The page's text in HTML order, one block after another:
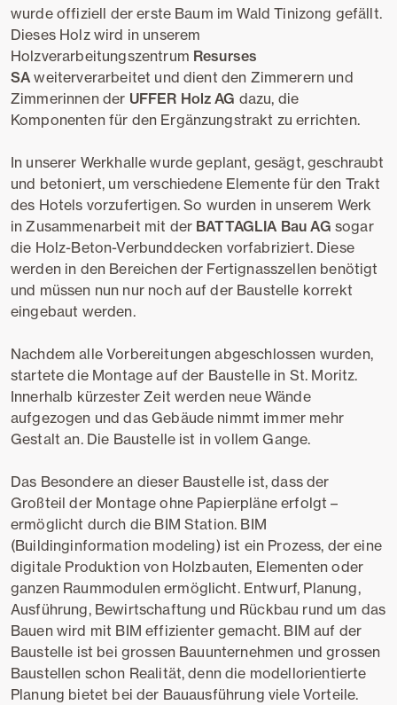
wurde offiziell der erste Baum im Wald Tinizong gefällt.
Dieses Holz wird in unserem
Holzverarbeitungszentrum Resurses
SA weiterverarbeitet und dient den Zimmerern und
Zimmerinnen der UFFER Holz AG dazu, die
Komponenten für den Ergänzungstrakt zu errichten.
In unserer Werkhalle wurde geplant, gesägt, geschraubt
und betoniert, um verschiedene Elemente für den Trakt
des Hotels vorzufertigen. So wurden in unserem Werk
in Zusammenarbeit mit der BATTAGLIA Bau AG sogar
die Holz-Beton-Verbunddecken vorfabriziert. Diese
werden in den Bereichen der Fertignasszellen benötigt
und müssen nun nur noch auf der Baustelle korrekt
eingebaut werden.
Nachdem alle Vorbereitungen abgeschlossen wurden,
startete die Montage auf der Baustelle in St. Moritz.
Innerhalb kürzester Zeit werden neue Wände
aufgezogen und das Gebäude nimmt immer mehr
Gestalt an. Die Baustelle ist in vollem Gange.
Das Besondere an dieser Baustelle ist, dass der
Großteil der Montage ohne Papierpläne erfolgt –
ermöglicht durch die BIM Station. BIM
(Buildinginformation modeling) ist ein Prozess, der eine
digitale Produktion von Holzbauten, Elementen oder
ganzen Raummodulen ermöglicht. Entwurf, Planung,
Ausführung, Bewirtschaftung und Rückbau rund um das
Bauen wird mit BIM effizienter gemacht. BIM auf der
Baustelle ist bei grossen Bauunternehmen und grossen
Baustellen schon Realität, denn die modellorientierte
Planung bietet bei der Bauausführung viele Vorteile.